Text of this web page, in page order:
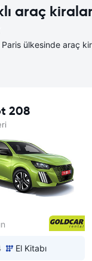
araç
ülkesinde araç
208
El Kitabı